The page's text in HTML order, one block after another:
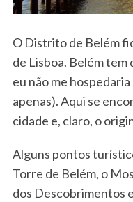
O Distrito de Belém
de Lisboa. Belém tem
eu não me
apenas). Aqui se
cidade e, claro, o
Alguns pontos
Torre de Belém, o
dos Descobrimentos